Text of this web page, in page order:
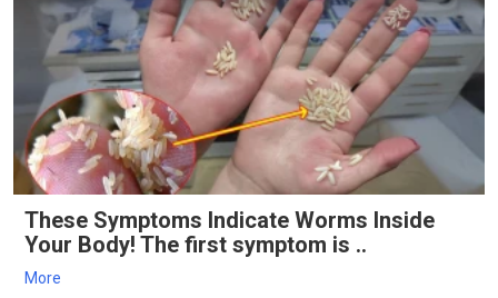
These Symptoms Indicate Worms Inside
Your Body! The first symptom is ..
More